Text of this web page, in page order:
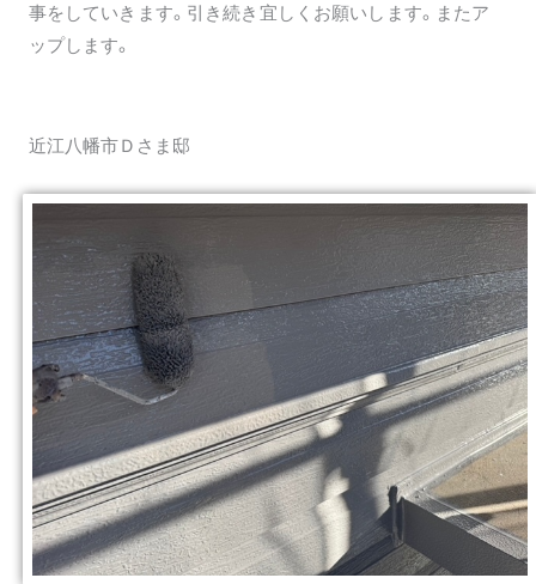
事をしていきます。引き続き宜しくお願いします。またア
ップします。
近江八幡市Ｄさま邸